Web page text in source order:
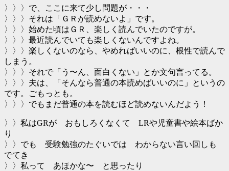
〉〉〉で、ここに来て少し問題が・・・
〉〉〉それは「ＧＲが読めないよ」です。
〉〉〉始めた頃はＧＲ、楽しく読んでいたのですが。
〉〉〉最近読んでいても楽しくないんですよね。
〉〉〉楽しくないのなら、やめればいいのに、根性で読んで
しまう。
〉〉〉それで「う〜ん、面白くない」とか文句言ってる。
〉〉〉夫は、「そんなら普通の本読めばいいのに」というの
です。ごもっとも。
〉〉〉でもまだ普通の本を読むほど読めないんだよう！
〉〉私はGRが おもしろくなくて LRや児童書や絵本ばか
り
〉〉でも 受験勉強のたぐいでは わからない言い回しも
でてき
〉〉私って あほかな〜 と思ったり